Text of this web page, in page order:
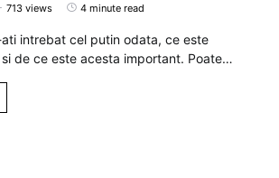
713 views 4 minute read
intrebat cel putin odata, ce este
de ce este acesta important. Poate…